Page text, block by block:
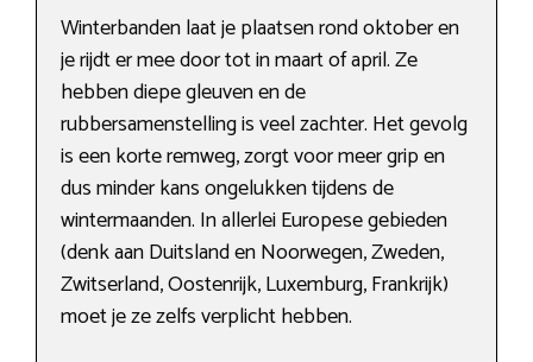
Winterbanden laat je plaatsen rond oktober en
je rijdt er mee door tot in maart of april. Ze
hebben diepe gleuven en de
rubbersamenstelling is veel zachter. Het gevolg
is een korte remweg, zorgt voor meer grip en
dus minder kans ongelukken tijdens de
wintermaanden. In allerlei Europese gebieden
(denk aan Duitsland en Noorwegen, Zweden,
Zwitserland, Oostenrijk, Luxemburg, Frankrijk)
moet je ze zelfs verplicht hebben.